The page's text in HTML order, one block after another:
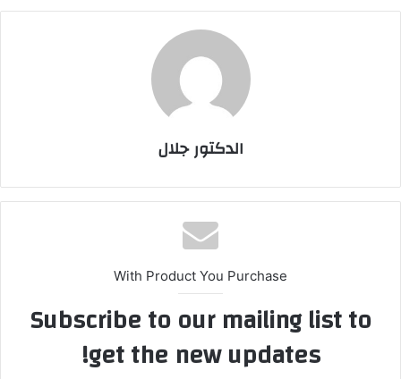
الدكتور جلال
With Product You Purchase
Subscribe to our mailing list to
get the new updates!